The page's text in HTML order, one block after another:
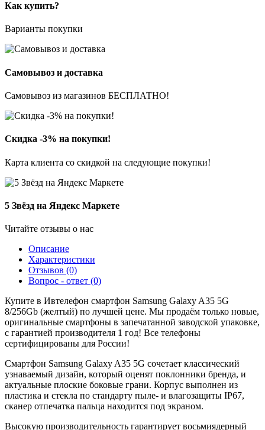
Как купить?
Варианты покупки
Самовывоз и доставка
Самовывоз из магазинов БЕСПЛАТНО!
Скидка -3% на покупки!
Карта клиента со скидкой на следующие покупки!
5 Звёзд на Яндекс Маркете
Читайте отзывы о нас
Описание
Характеристики
Отзывов (0)
Вопрос - ответ (0)
Купите в Ивтелефон смартфон Samsung Galaxy A35 5G
8/256Gb (желтый) по лучшей цене. Мы продаём только новые,
оригинальные смартфоны в запечатанной заводской упаковке,
с гарантией производителя 1 год! Все телефоны
сертифицированы для России!
Смартфон Samsung Galaxy A35 5G сочетает классический
узнаваемый дизайн, который оценят поклонники бренда, и
актуальные плоские боковые грани. Корпус выполнен из
пластика и стекла по стандарту пыле- и влагозащиты IP67,
сканер отпечатка пальца находится под экраном.
Высокую производительность гарантирует восьмиядерный